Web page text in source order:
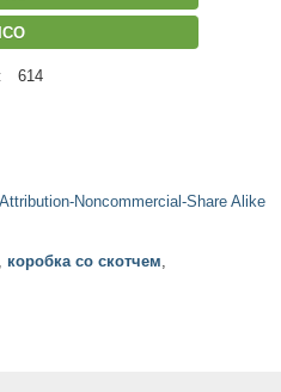
614
Noncommercial-Share Alike
коробка со скотчем,